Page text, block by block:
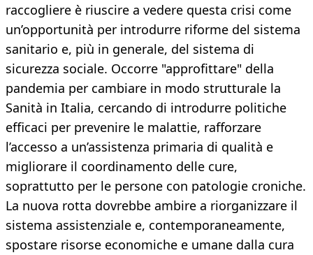
raccogliere è riuscire a vedere questa crisi come
un’opportunità per introdurre riforme del sistema
sanitario e, più in generale, del sistema di
sicurezza sociale. Occorre "approfittare" della
pandemia per cambiare in modo strutturale la
Sanità in Italia, cercando di introdurre politiche
efficaci per prevenire le malattie, rafforzare
l’accesso a un’assistenza primaria di qualità e
migliorare il coordinamento delle cure,
soprattutto per le persone con patologie croniche.
La nuova rotta dovrebbe ambire a riorganizzare il
sistema assistenziale e, contemporaneamente,
spostare risorse economiche e umane dalla cura